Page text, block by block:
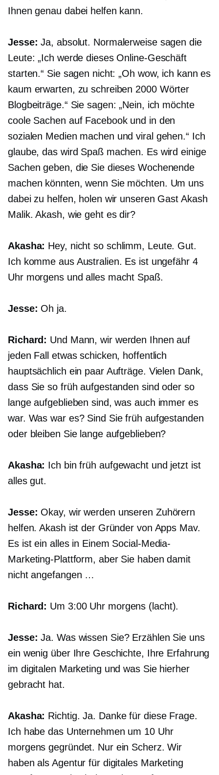
Ihnen genau dabei helfen kann.
Jesse: Ja, absolut. Normalerweise sagen die
Leute: „Ich werde dieses Online-Geschäft
starten.“ Sie sagen nicht: „Oh wow, ich kann es
kaum erwarten, zu schreiben 2000 Wörter
Blogbeiträge.“ Sie sagen: „Nein, ich möchte
coole Sachen auf Facebook und in den
sozialen Medien machen und viral gehen.“ Ich
glaube, das wird Spaß machen. Es wird einige
Sachen geben, die Sie dieses Wochenende
machen könnten, wenn Sie möchten. Um uns
dabei zu helfen, holen wir unseren Gast Akash
Malik. Akash, wie geht es dir?
Akasha: Hey, nicht so schlimm, Leute. Gut.
Ich komme aus Australien. Es ist ungefähr 4
Uhr morgens und alles macht Spaß.
Jesse: Oh ja.
Richard: Und Mann, wir werden Ihnen auf
jeden Fall etwas schicken, hoffentlich
hauptsächlich ein paar Aufträge. Vielen Dank,
dass Sie so früh aufgestanden sind oder so
lange aufgeblieben sind, was auch immer es
war. Was war es? Sind Sie früh aufgestanden
oder bleiben Sie lange aufgeblieben?
Akasha: Ich bin früh aufgewacht und jetzt ist
alles gut.
Jesse: Okay, wir werden unseren Zuhörern
helfen. Akash ist der Gründer von Apps Mav.
Es ist ein alles in Einem Social-Media-
Marketing-Plattform, aber Sie haben damit
nicht angefangen …
Richard: Um 3:00 Uhr morgens (lacht).
Jesse: Ja. Was wissen Sie? Erzählen Sie uns
ein wenig über Ihre Geschichte, Ihre Erfahrung
im digitalen Marketing und was Sie hierher
gebracht hat.
Akasha: Richtig. Ja. Danke für diese Frage.
Ich habe das Unternehmen um 10 Uhr
morgens gegründet. Nur ein Scherz. Wir
haben als Agentur für digitales Marketing